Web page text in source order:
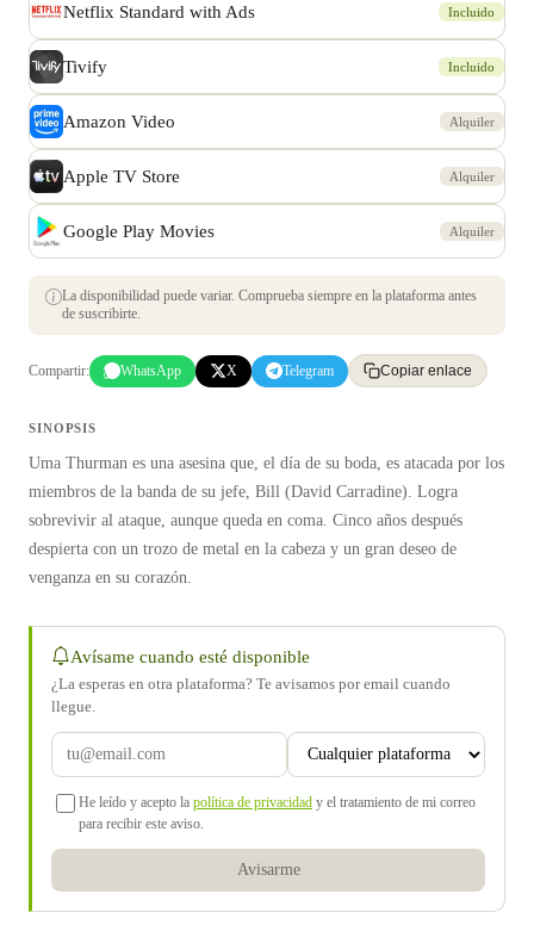
Netflix Standard with Ads Incluido
Tivify Incluido
Amazon Video Alquiler
Apple TV Store Alquiler
Google Play Movies Alquiler
La disponibilidad puede variar. Comprueba siempre en la plataforma antes
de suscribirte.
Compartir: WhatsApp X Telegram Copiar enlace
SINOPSIS
Uma Thurman es una asesina que, el día de su boda, es atacada por los
miembros de la banda de su jefe, Bill (David Carradine). Logra
sobrevivir al ataque, aunque queda en coma. Cinco años después
despierta con un trozo de metal en la cabeza y un gran deseo de
venganza en su corazón.
Avísame cuando esté disponible
¿La esperas en otra plataforma? Te avisamos por email cuando
llegue.
He leído y acepto la política de privacidad y el tratamiento de mi correo
para recibir este aviso.
Avisarme